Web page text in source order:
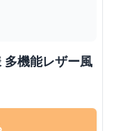
多機能レザー風